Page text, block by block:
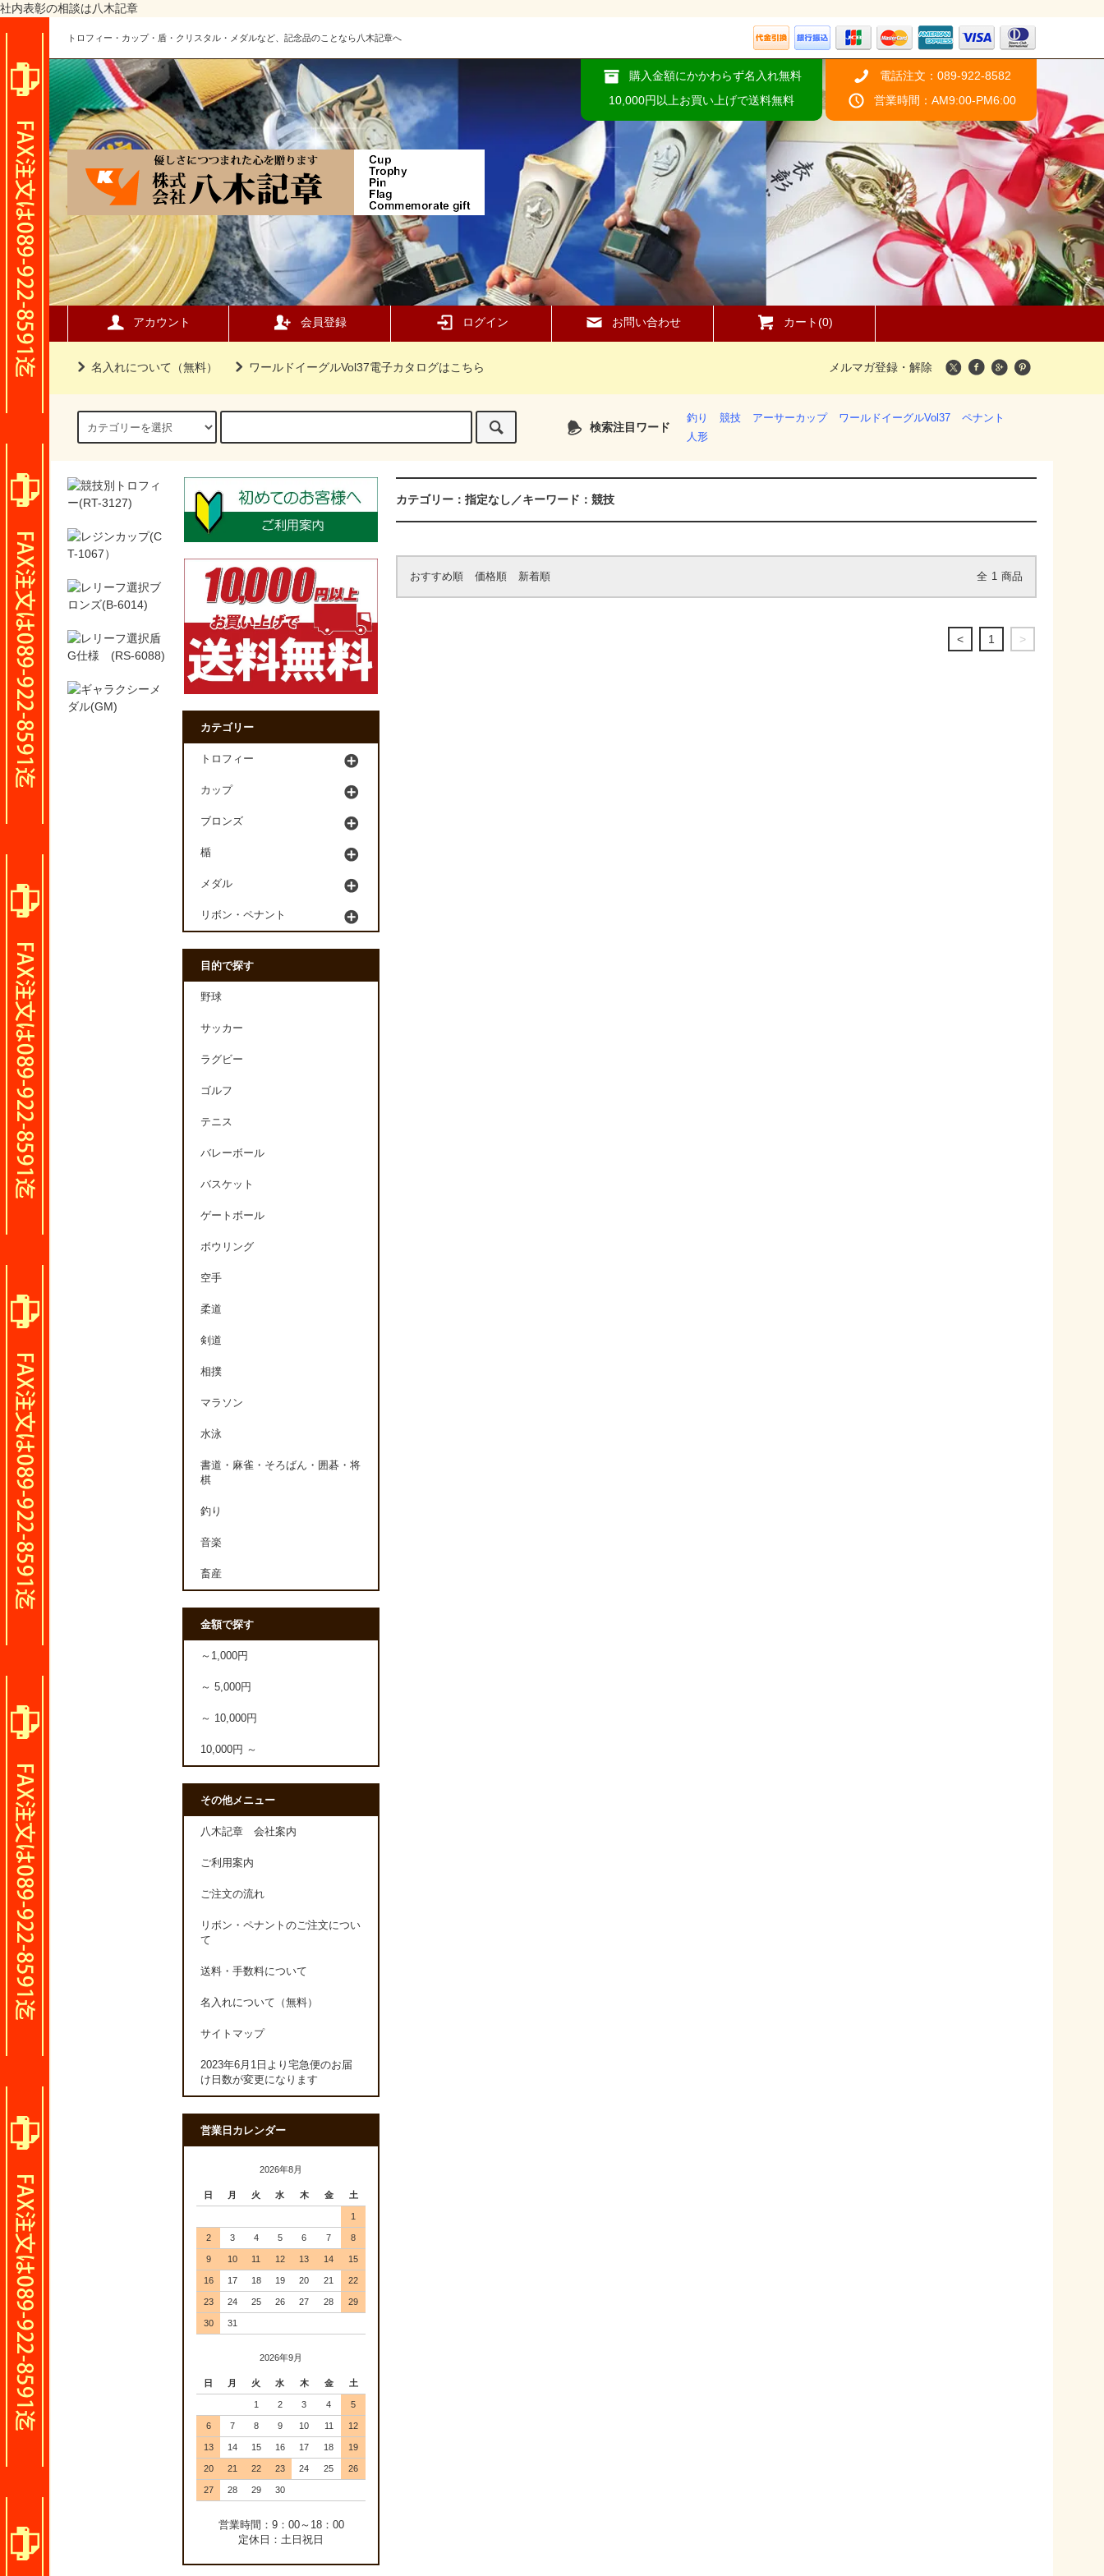
社内表彰の相談は八木記章
トロフィー・カップ・盾・クリスタル・メダルなど、記念品のことなら八木記章へ
購入金額にかかわらず名入れ無料
10,000円以上お買い上げで送料無料
電話注文：089-922-8582
営業時間：AM9:00-PM6:00
アカウント 会員登録 ログイン お問い合わせ カート(0)
名入れについて（無料） ワールドイーグルVol37電子カタログはこちら メルマガ登録・解除
検索注目ワード
釣り 競技 アーサーカップ ワールドイーグルVol37
ペナント
人形
カテゴリー：指定なし／キーワード：競技
おすすめ順 価格順 新着順 全 1 商品
< 1 >
カテゴリー
トロフィー
カップ
ブロンズ
楯
メダル
リボン・ペナント
目的で探す
野球
サッカー
ラグビー
ゴルフ
テニス
バレーボール
バスケット
ゲートボール
ボウリング
空手
柔道
剣道
相撲
マラソン
水泳
書道・麻雀・そろばん・囲碁・将
棋
釣り
音楽
畜産
金額で探す
～1,000円
～ 5,000円
～ 10,000円
10,000円 ～
その他メニュー
八木記章 会社案内
ご利用案内
ご注文の流れ
リボン・ペナントのご注文につい
て
送料・手数料について
名入れについて（無料）
サイトマップ
2023年6月1日より宅急便のお届
け日数が変更になります
営業日カレンダー
2026年8月
日 月 火 水 木 金 土
1
2 3 4 5 6 7 8
9 10 11 12 13 14 15
16 17 18 19 20 21 22
23 24 25 26 27 28 29
30 31
2026年9月
日 月 火 水 木 金 土
1 2 3 4 5
6 7 8 9 10 11 12
13 14 15 16 17 18 19
20 21 22 23 24 25 26
27 28 29 30
営業時間：9：00～18：00
定休日：土日祝日